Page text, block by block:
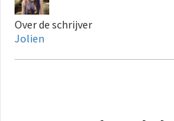
Over de schrijver
Jolien